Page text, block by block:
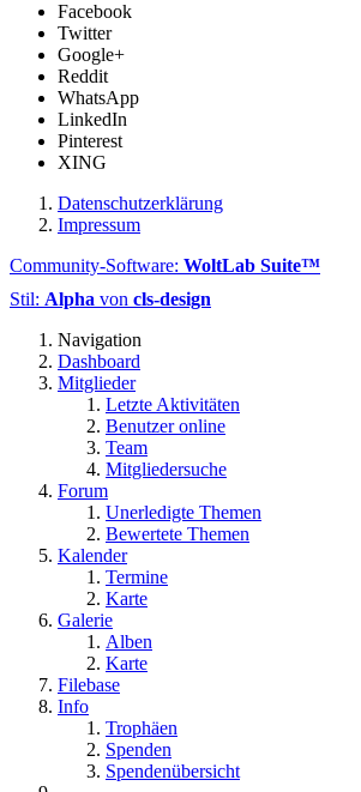
Facebook
Twitter
Google+
Reddit
WhatsApp
LinkedIn
Pinterest
XING
Datenschutzerklärung
Impressum
Community-Software: WoltLab Suite™
Stil: Alpha von cls-design
Navigation
Dashboard
Mitglieder
Letzte Aktivitäten
Benutzer online
Team
Mitgliedersuche
Forum
Unerledigte Themen
Bewertete Themen
Kalender
Termine
Karte
Galerie
Alben
Karte
Filebase
Info
Trophäen
Spenden
Spendenübersicht